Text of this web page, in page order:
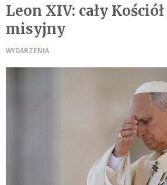
Leon XIV: cały
misyjny
WYDARZENIA